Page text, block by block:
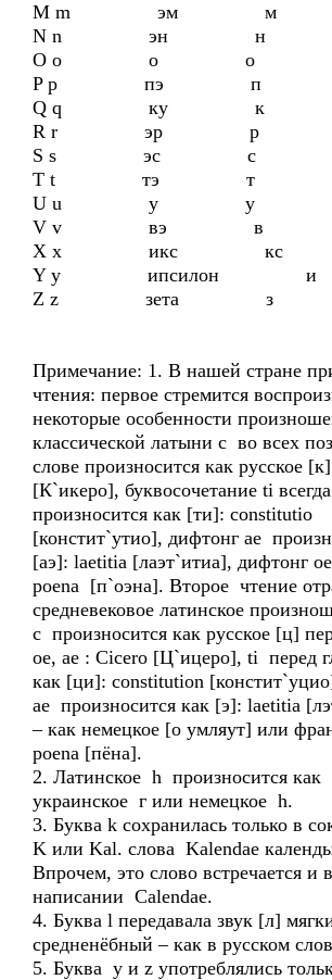
M m эм м
N n эн н
O o о о
P p пэ п
Q q ку к
R r эр р
S s эс с
T t тэ т
U u у у
V v вэ в
X x икс кс
Y y ипсилон и
Z z зета з
Примечание: 1. В нашей стране
чтения: первое стремится
некоторые особенности
классической латыни с во всех
слове произносится как русское
[К`икеро], буквосочетание ti всегда
произносится как [ти]: constitutio
[констит`утио], дифтонг ae
[аэ]: laetitia [лаэт`итиа], дифтонг
poena [п`оэна]. Второе чтение
средневековое латинское
c произносится как русское [ц]
oe, ae : Cicero [Ц`ицеро], ti перед
как [ци]: constitution
ae произносится как [э]: laetitia
– как немецкое [о умляут] или
poena [пёна].
2. Латинское h произносится как
украинское г или немецкое h.
3. Буква k сохранилась только в
K или Kal. слова Kalendae
Впрочем, это слово встречается и в
написании Calendae.
4. Буква l передавала звук [л]
средненёбный – как в русском
5. Буква y и z употреблялись